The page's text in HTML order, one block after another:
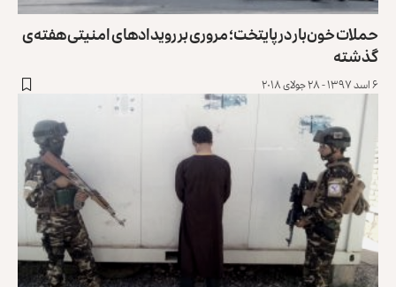
حملات خون‌بار در پایتخت؛ مروری بر رویدادهای امنیتی هفته‌ی
گذشته
۶ اسد ۱۳۹۷ - ۲۸ جولای ۲۰۱۸